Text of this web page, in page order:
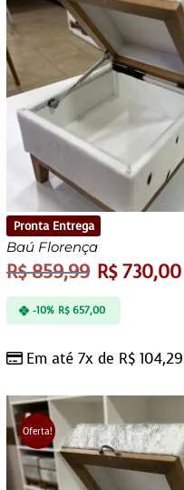
Pronta Entrega
Baú Florença
R$859,99 R$730,00
Em até 7x de R$ 104,29
-10% R$657,00
Oferta!